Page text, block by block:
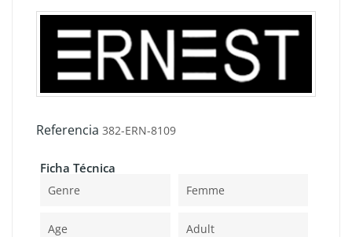
Referencia 382-ERN-8109
Ficha Técnica
Genre Femme
Age Adult